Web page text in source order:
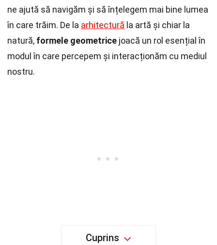
ne ajută să navigăm și să înțelegem mai bine lumea
în care trăim. De la arhitectură la artă și chiar la
natură, formele geometrice joacă un rol esențial în
modul în care percepem și interacționăm cu mediul
nostru.
Cuprins